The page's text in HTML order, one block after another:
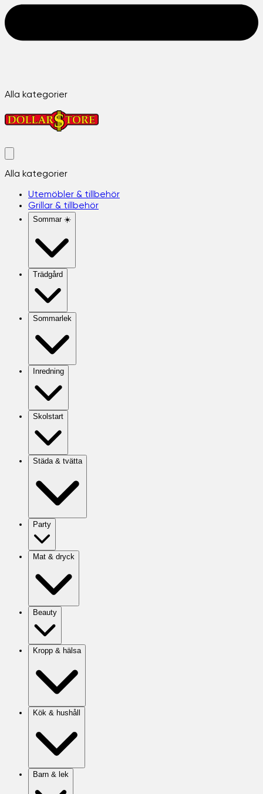
Alla kategorier
Alla kategorier
Utemöbler & tillbehör
Grillar & tillbehör
Sommar ☀️
Trädgård
Sommarlek
Inredning
Skolstart
Städa & tvätta
Party
Mat & dryck
Beauty
Kropp & hälsa
Kök & hushåll
Barn & lek